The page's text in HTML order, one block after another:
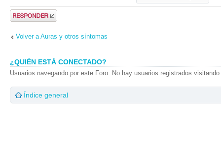
Publicar una
respuesta
Volver a Auras y otros síntomas
¿QUIÉN ESTÁ CONECTADO?
Usuarios navegando por este Foro: No hay usuarios registrados
Índice general